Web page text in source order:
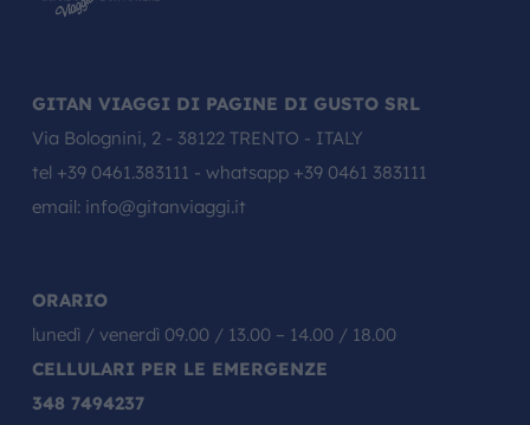
GITAN VIAGGI DI PAGINE DI GUSTO SRL
Via Bolognini, 2 - 38122 TRENTO - ITALY
tel +39 0461.383111 - whatsapp +39 0461 383111
email: info@gitanviaggi.it
ORARIO
lunedì / venerdì 09.00 / 13.00 – 14.00 / 18.00
CELLULARI PER LE EMERGENZE
348 7494237